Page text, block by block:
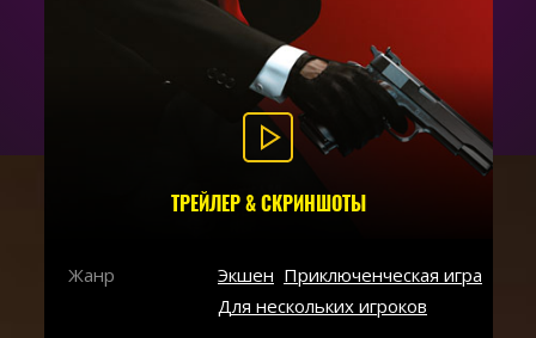
ТРЕЙЛЕР & СКРИНШОТЫ
Жанр Экшен Приключенческая игра
Для нескольких игроков